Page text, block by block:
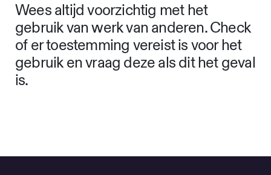
Wees altijd voorzichtig met het
gebruik van werk van anderen. Check
of er toestemming vereist is voor het
gebruik en vraag deze als dit het geval
is.